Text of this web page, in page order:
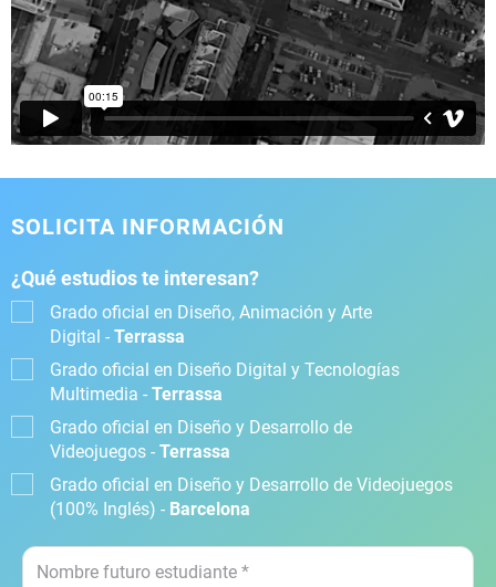
SOLICITA INFORMACIÓN
¿Qué estudios te interesan?
Grado oficial en Diseño, Animación y Arte
Digital - Terrassa
Grado oficial en Diseño Digital y Tecnologías
Multimedia - Terrassa
Grado oficial en Diseño y Desarrollo de
Videojuegos - Terrassa
Grado oficial en Diseño y Desarrollo de Videojuegos
(100% Inglés) - Barcelona